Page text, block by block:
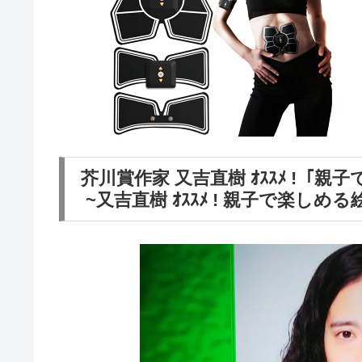
芥川賞作家 又吉直樹 ｵｽｽﾒ !「
~又吉直樹 ｵｽｽﾒ ! 親子で楽しめ